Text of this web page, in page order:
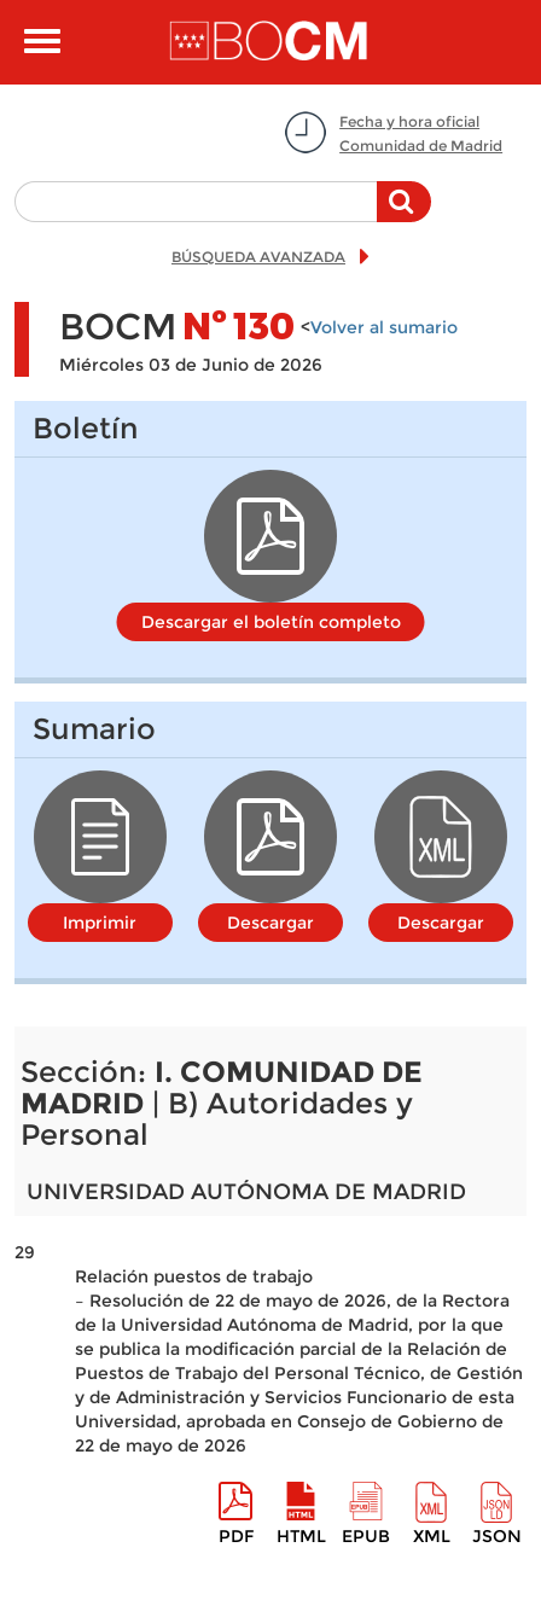
Toggle
Fecha y hora oficial
Comunidad de Madrid
BÚSQUEDA AVANZADA
BOCM Nº130 <Volver al sumario
Miércoles 03 de Junio de 2026
Boletín
Descargar el boletín completo
Sumario
Imprimir Descargar Descargar
Sección: I. COMUNIDAD DE
MADRID| B) Autoridades y
Personal
UNIVERSIDAD AUTÓNOMA DE MADRID
29
Relación puestos de trabajo
– Resolución de 22 de mayo de 2026, de la Rectora
de la Universidad Autónoma de Madrid, por la que
se publica la modificación parcial de la Relación de
Puestos de Trabajo del Personal Técnico, de Gestión
y de Administración y Servicios Funcionario de esta
Universidad, aprobada en Consejo de Gobierno de
22 de mayo de 2026
PDF HTML EPUB XML JSON